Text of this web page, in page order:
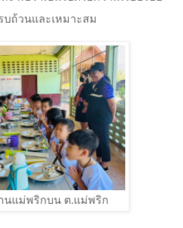
บถ้วนและเหมาะสม
นแม่พริกบน ต.แม่พริก